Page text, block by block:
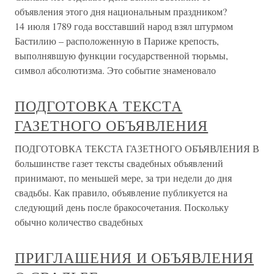
объявления этого дня национальным праздником?
14 июля 1789 года восставший народ взял штурмом
Бастилию – расположенную в Париже крепость,
выполнявшую функции государственной тюрьмы,
символ абсолютизма. Это событие знаменовало
ПОДГОТОВКА ТЕКСТА
ГАЗЕТНОГО ОБЪЯВЛЕНИЯ
ПОДГОТОВКА ТЕКСТА ГАЗЕТНОГО ОБЪЯВЛЕНИЯ В
большинстве газет тексты свадебных объявлений
принимают, по меньшей мере, за три недели до дня
свадьбы. Как правило, объявление публикуется на
следующий день после бракосочетания. Поскольку
обычно количество свадебных
ПРИГЛАШЕНИЯ И ОБЪЯВЛЕНИЯ